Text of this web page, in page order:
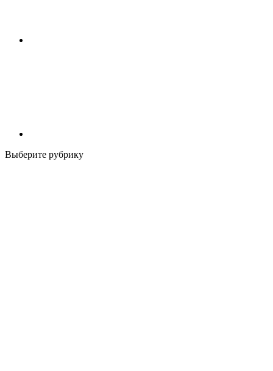
Выберите рубрику